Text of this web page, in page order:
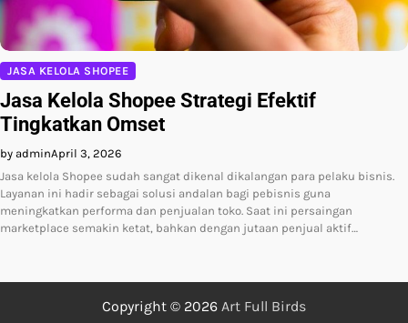
JASA KELOLA SHOPEE
Jasa Kelola Shopee Strategi Efektif
Tingkatkan Omset
by adminApril 3, 2026
Jasa kelola Shopee sudah sangat dikenal dikalangan para pelaku bisnis.
Layanan ini hadir sebagai solusi andalan bagi pebisnis guna
meningkatkan performa dan penjualan toko. Saat ini persaingan
marketplace semakin ketat, bahkan dengan jutaan penjual aktif…
Copyright © 2026 Art Full Birds